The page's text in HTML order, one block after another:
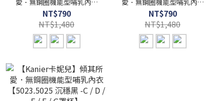
愛．無鋼圈機能型哺乳內衣
【5023.5025 柔感膚 -C / D /
E / F / G罩杯】
NT$790
NT$1,480
愛．無鋼圈機能型哺乳內衣
【5023.5025 寧靜藍 -C / D /
E / F / G罩杯】
NT$790
NT$1,480